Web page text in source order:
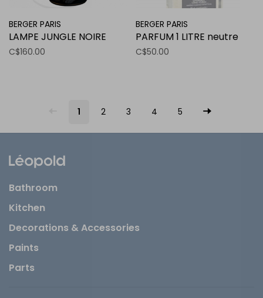
BERGER PARIS
LAMPE JUNGLE NOIRE
C$160.00
BERGER PARIS
PARFUM 1 LITRE neutre
C$50.00
1 2 3 4 5
Bathroom
Kitchen
Decorations & Accessories
Paints
Parts